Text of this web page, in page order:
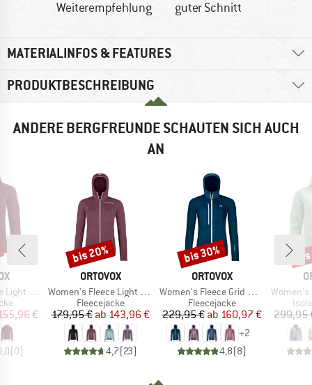
Weiterempfehlung
guter Schnitt
MATERIALINFOS & FEATURES
PRODUKTBESCHREIBUNG
ANDERE BERGFREUNDE SCHAUTEN SICH AUCH
AN
Hoody
Preis
€
(0)
MARKE
ORTOVOX
Artikel
Women's Fleece Light Hoody
Produktgruppe
Fleecejacke
Preis
179,95 € reduzierter Preis
ab 143,96 €
4,7(23)
Rabatt
bis 20%
MARKE
ORTOVOX
Artikel
Women's Fleece Grid Hoody
Produktgruppe
Fleecejacke
Preis
229,95 € reduzierter Preis
ab 160,97 €
+2
4,8(8)
Rabatt
bis 30%
Artikel
Women's
299,95